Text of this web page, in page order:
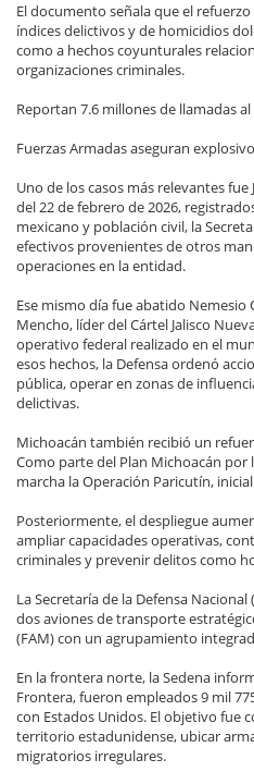
El documento señala que el
índices delictivos y de homicidios
como a hechos coyunturales
organizaciones criminales.
Reportan 7.6 millones de llamadas
Fuerzas Armadas aseguran
Uno de los casos más relevantes
del 22 de febrero de 2026,
mexicano y población civil, la
efectivos provenientes de otros
operaciones en la entidad.
Ese mismo día fue abatido Nemesio
Mencho, líder del Cártel Jalisco
operativo federal realizado en el
esos hechos, la Defensa ordenó
pública, operar en zonas de
delictivas.
Michoacán también recibió un
Como parte del Plan Michoacán por
marcha la Operación Paricutín,
Posteriormente, el despliegue
ampliar capacidades operativas,
criminales y prevenir delitos como
La Secretaría de la Defensa
dos aviones de transporte
(FAM) con un agrupamiento
En la frontera norte, la Sedena
Frontera, fueron empleados 9 mil
con Estados Unidos. El objetivo fue
territorio estadunidense, ubicar
migratorios irregulares.